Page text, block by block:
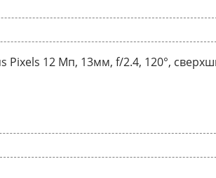
Pixels 12 Мп, 13мм, f/2.4, 120°,